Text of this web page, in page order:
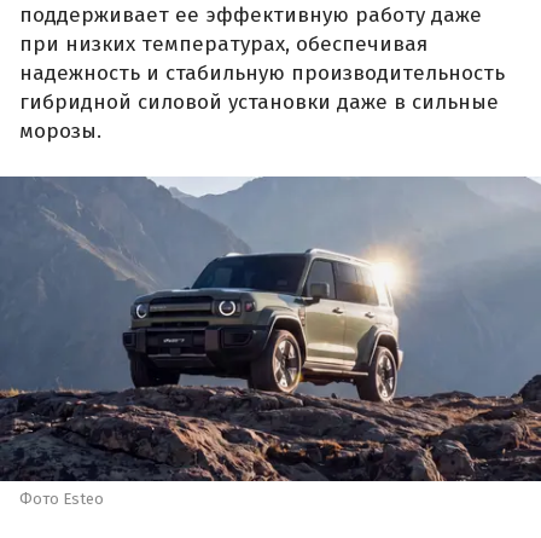
поддерживает ее эффективную работу даже
при низких температурах, обеспечивая
надежность и стабильную производительность
гибридной силовой установки даже в сильные
морозы.
Фото Esteo